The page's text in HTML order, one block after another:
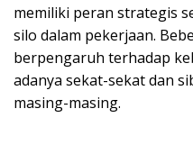
memiliki peran strategis
silo dalam pekerjaan.
berpengaruh terhadap
adanya sekat-sekat dan
masing-masing.